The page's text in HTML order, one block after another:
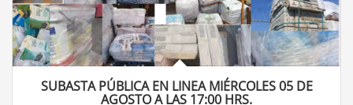
SUBASTA PÚBLICA EN LINEA MIÉRCOLES 05 DE
AGOSTO A LAS 17:00 HRS.